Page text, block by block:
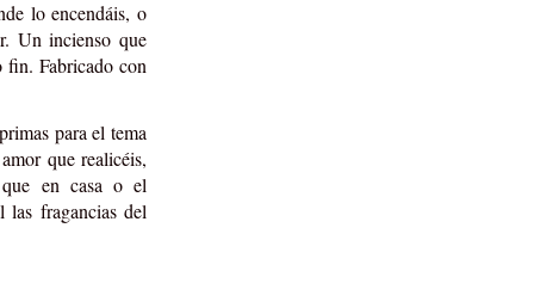
lo encendáis, o
Un incienso que
fin. Fabricado con
para el tema
que realicéis,
que en casa o el
fragancias del